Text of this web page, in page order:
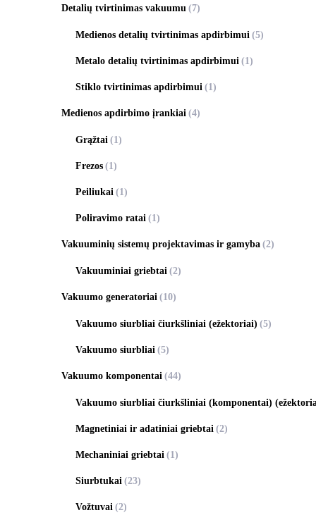
Detalių tvirtinimas vakuumu (7)
Medienos detalių tvirtinimas apdirbimui (5)
Metalo detalių tvirtinimas apdirbimui (1)
Stiklo tvirtinimas apdirbimui (1)
Medienos apdirbimo įrankiai (4)
Grąžtai (1)
Frezos (1)
Peiliukai (1)
Poliravimo ratai (1)
Vakuuminių sistemų projektavimas ir gamyba (2)
Vakuuminiai griebtai (2)
Vakuumo generatoriai (10)
Vakuumo siurbliai čiurkšliniai (ežektoriai) (5)
Vakuumo siurbliai (5)
Vakuumo komponentai (44)
Vakuumo siurbliai čiurkšliniai (komponentai)
Magnetiniai ir adatiniai griebtai (2)
Mechaniniai griebtai (1)
Siurbtukai (23)
Vožtuvai (2)